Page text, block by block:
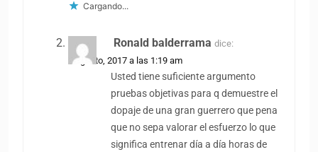
Cargando...
Ronald balderrama dice:
9 agosto, 2017 a las 1:19 am
Usted tiene suficiente argumento
pruebas objetivas para q demuestre el
dopaje de una gran guerrero que pena
que no sepa valorar el esfuerzo lo que
significa entrenar día a día horas de